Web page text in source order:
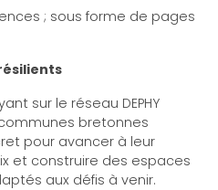
; sous forme de pages
sur le réseau DEPHY
bretonnes
pour avancer à leur
et construire des espaces
aux défis à venir.